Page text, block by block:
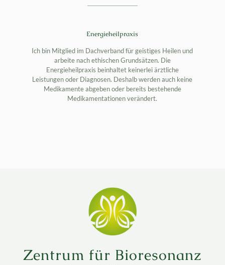
Energieheilpraxis
Ich bin Mitglied im Dachverband für geistiges Heilen und
arbeite nach ethischen Grundsätzen. Die
Energieheilpraxis beinhaltet keinerlei ärztliche
Leistungen oder Diagnosen. Deshalb werden auch keine
Medikamente abgeben oder bereits bestehende
Medikamentationen verändert.
Zentrum für Bioresonanz